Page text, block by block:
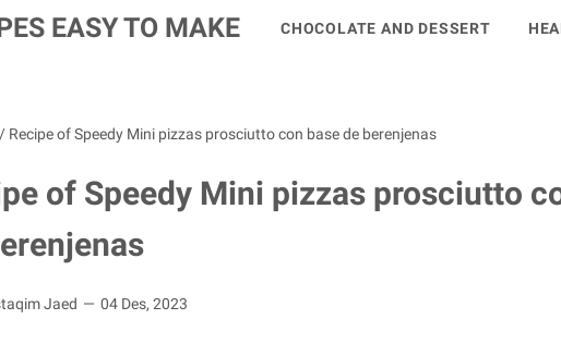
EASY TO MAKE CHOCOLATE AND DESSERT
/ Recipe of Speedy Mini pizzas prosciutto con base de berenjenas
of Speedy Mini pizzas prosciutto
Jaed 04 Des, 2023